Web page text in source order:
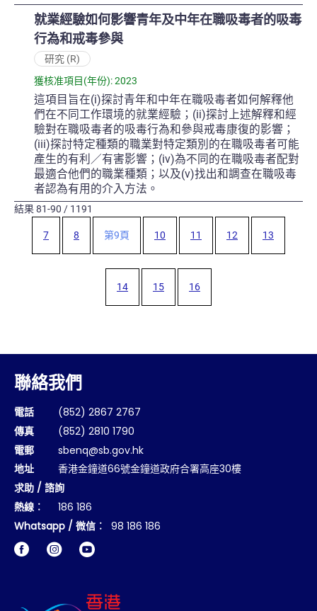
就業經驗如何影響青年及中年在職吸毒者的吸毒
行為和戒毒參與
研究 (R)
獲核准項目(年份): 2023
這項目旨在(i)探討青年和中年在職吸毒者如何解釋他
們在不同工作環境的就業經驗；(ii)探討上述解釋和經
驗對在職吸毒者的吸毒行為和參與戒毒康復的影響；
(iii)探討特定種類的職業對特定類別的在職吸毒者可能
產生的有利／有害影響；(iv)為不同的在職吸毒者配對
最適合他們的職業種類；以及(v)找出和調查在職吸毒
者認為有用的介入方法。
結果81-90 / 1191
7 8 第9頁 10 11 12 13
14 15 16
聯絡我們
電話
(852) 2867 2767
傳真
(852) 2810 1790
電郵
sbenq@sb.gov.hk
地址
香港金鐘道66號金鐘道政府合署高座30樓
求助 / 諮詢
熱線︰
186 186
Whatsapp / 微信︰ 98 186 186
FacebookInstagram